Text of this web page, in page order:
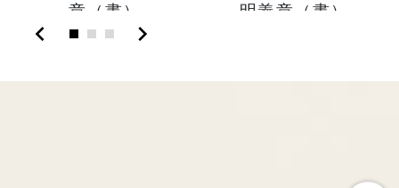
章（畫）
明義章（畫）
chevron_left chevron_right